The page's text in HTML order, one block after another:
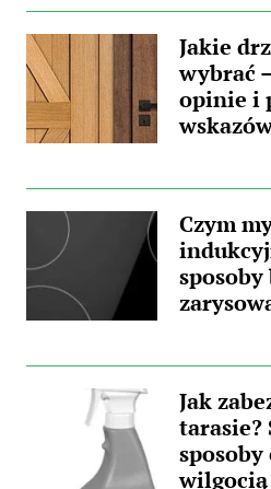
Jakie
wybrać
opinie i
Czym
sposoby
Jak
tarasie?
wilgocią